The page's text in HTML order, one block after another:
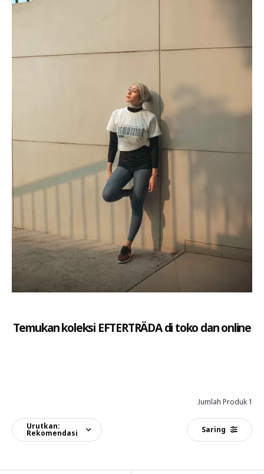
Temukan koleksi EFTERTRÄDA di toko dan online
Jumlah Produk 1
Urutkan:
Rekomendasi Saring